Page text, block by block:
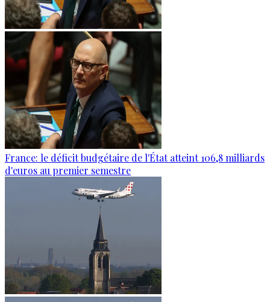
France: le déficit budgétaire de l'État atteint 106,8 milliards
d'euros au premier semestre